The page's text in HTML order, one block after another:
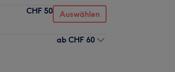
CHF 50 Auswählen
ab CHF 60